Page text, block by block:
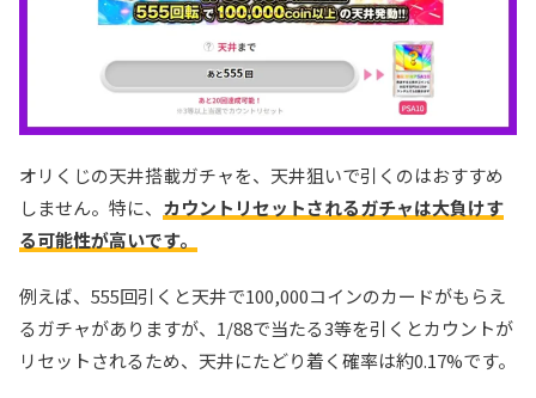
オリくじの天井搭載ガチャを、天井狙いで引くのはおすすめ
しません。特に、 カウントリセットされるガチャは大負けす
る可能性が高いです。
例えば、555回引くと天井で100,000コインのカードがもらえ
るガチャがありますが、1/88で当たる3等を引くとカウントが
リセットされるため、天井にたどり着く確率は約0.17%です。